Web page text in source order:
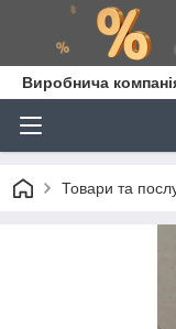
Виробнича
Товари та